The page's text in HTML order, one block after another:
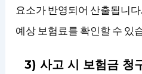
요소가 반영되어 산출됩니
예상 보험료를 확인할 수 있
3) 사고 시 보험금 청